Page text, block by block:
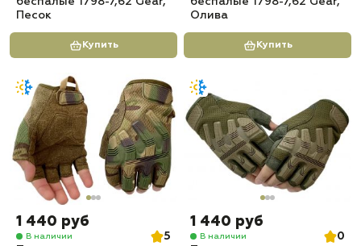
Песок
Купить
Олива
Купить
1 440 руб
В наличии
5
1 440 руб
В наличии
0